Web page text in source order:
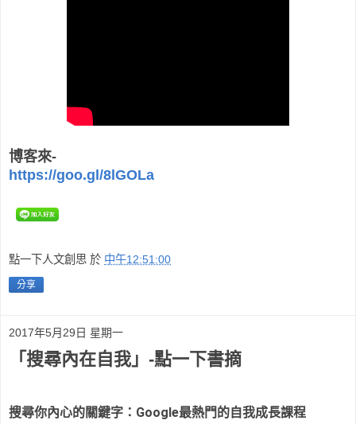
博客來-
https://goo.gl/8lGOLa
點一下人文創思 於 中午12:51:00
分享
2017年5月29日 星期一
「搜尋內在自我」-點一下書摘
搜尋你內心的關鍵字：Google最熱門的自我成長課程